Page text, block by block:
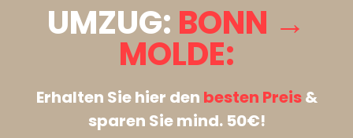
UMZUG: BONN →
MOLDE:
Erhalten Sie hier den besten Preis&
sparen Sie mind. 50€!